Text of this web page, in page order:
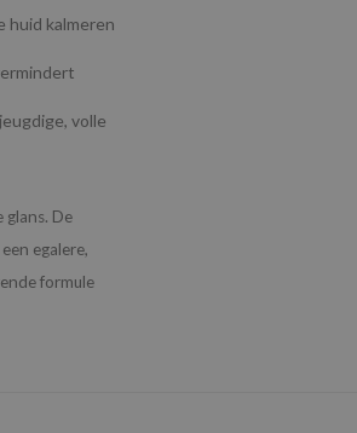
huid kalmeren
volle
glans. De
egalere,
formule